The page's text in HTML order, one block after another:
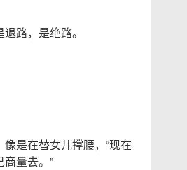
路，是绝路。
是在替女儿撑腰，“现在
量去。”